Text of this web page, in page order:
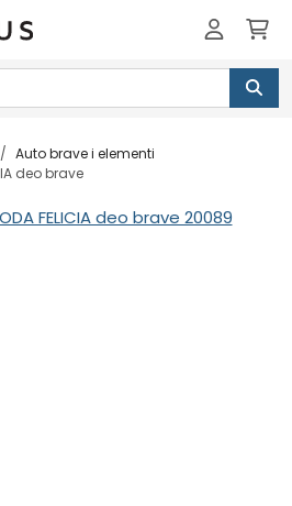
Auto brave i elementi
deo brave